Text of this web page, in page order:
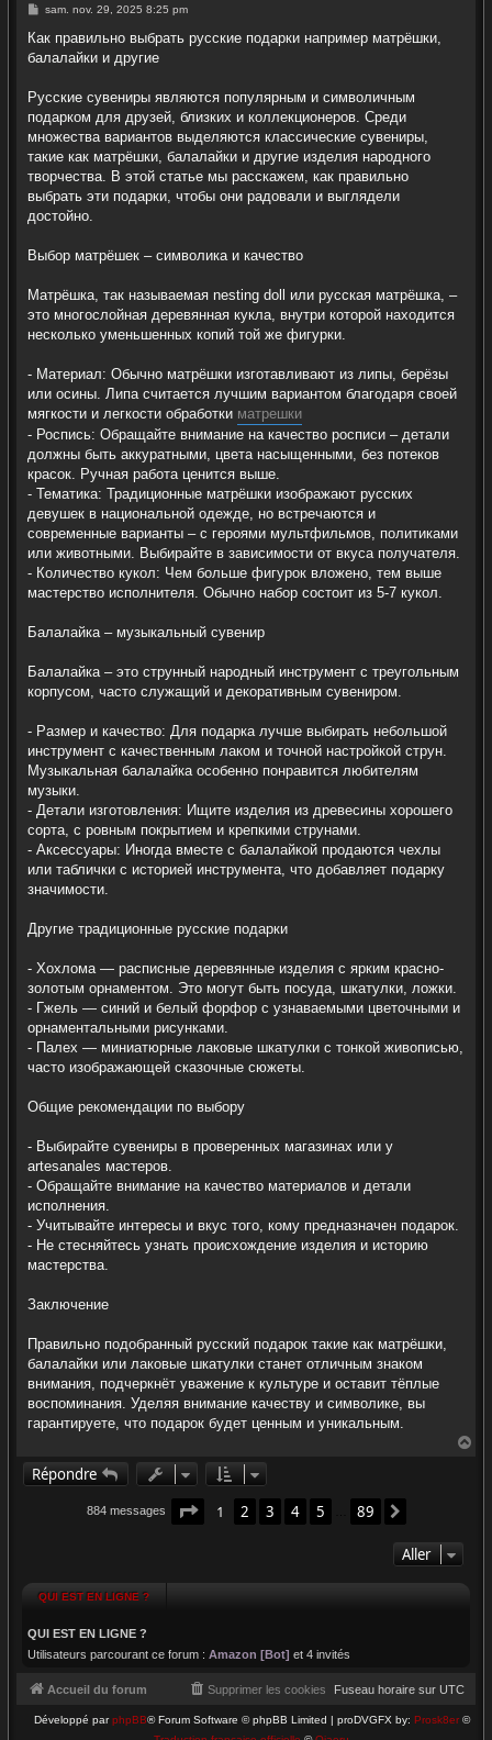
M
s
a
sam. nov. 29, 2025 8:25 pm
Как правильно выбрать русские подарки например матрёшки,
балалайки и другие
Русские сувениры являются популярным и символичным
подарком для друзей, близких и коллекционеров. Среди
множества вариантов выделяются классические сувениры,
такие как матрёшки, балалайки и другие изделия народного
творчества. В этой статье мы расскажем, как правильно
выбрать эти подарки, чтобы они радовали и выглядели
достойно.
Выбор матрёшек – символика и качество
Матрёшка, так называемая nesting doll или русская матрёшка, –
это многослойная деревянная кукла, внутри которой находится
несколько уменьшенных копий той же фигурки.
- Материал: Обычно матрёшки изготавливают из липы, берёзы
или осины. Липа считается лучшим вариантом благодаря своей
мягкости и легкости обработки матрешки
- Роспись: Обращайте внимание на качество росписи – детали
должны быть аккуратными, цвета насыщенными, без потеков
красок. Ручная работа ценится выше.
- Тематика: Традиционные матрёшки изображают русских
девушек в национальной одежде, но встречаются и
современные варианты – с героями мультфильмов, политиками
или животными. Выбирайте в зависимости от вкуса получателя.
- Количество кукол: Чем больше фигурок вложено, тем выше
мастерство исполнителя. Обычно набор состоит из 5-7 кукол.
Балалайка – музыкальный сувенир
Балалайка – это струнный народный инструмент с треугольным
корпусом, часто служащий и декоративным сувениром.
- Размер и качество: Для подарка лучше выбирать небольшой
инструмент с качественным лаком и точной настройкой струн.
Музыкальная балалайка особенно понравится любителям
музыки.
- Детали изготовления: Ищите изделия из древесины хорошего
сорта, с ровным покрытием и крепкими струнами.
- Аксессуары: Иногда вместе с балалайкой продаются чехлы
или таблички с историей инструмента, что добавляет подарку
значимости.
Другие традиционные русские подарки
- Хохлома — расписные деревянные изделия с ярким красно-
золотым орнаментом. Это могут быть посуда, шкатулки, ложки.
- Гжель — синий и белый форфор с узнаваемыми цветочными и
орнаментальными рисунками.
- Палех — миниатюрные лаковые шкатулки с тонкой живописью,
часто изображающей сказочные сюжеты.
Общие рекомендации по выбору
- Выбирайте сувениры в проверенных магазинах или у
artesanales мастеров.
- Обращайте внимание на качество материалов и детали
исполнения.
- Учитывайте интересы и вкус того, кому предназначен подарок.
- Не стесняйтесь узнать происхождение изделия и историю
мастерства.
Заключение
Правильно подобранный русский подарок такие как матрёшки,
балалайки или лаковые шкатулки станет отличным знаком
внимания, подчеркнёт уважение к культуре и оставит тёплые
воспоминания. Уделяя внимание качеству и символике, вы
гарантируете, что подарок будет ценным и уникальным.
Répondre
884 messages Page 1sur89
1 2 3 4 5 89
Aller
QUI EST EN LIGNE ?
QUI EST EN LIGNE ?
Utilisateurs parcourant ce forum : Amazon [Bot] et 4 invités
Accueil du forum Fuseau horaire sur UTC
Supprimer les cookies
Développé parphpBB® Forum Software © phpBB Limited | proDVGFX by: Prosk8er©